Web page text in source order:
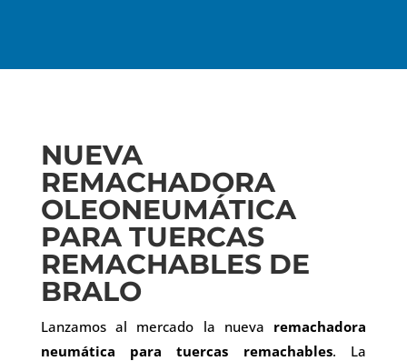
NUEVA
REMACHADORA
OLEONEUMÁTICA
PARA TUERCAS
REMACHABLES DE
BRALO
Lanzamos al mercado la nueva remachadora
neumática para tuercas remachables. La